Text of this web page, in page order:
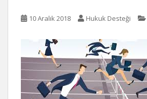
10 Aralık 2018 Hukuk Desteği